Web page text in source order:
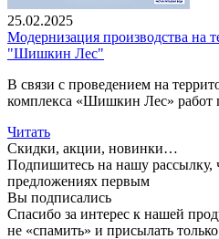
25.02.2025
Модернизация производства на
"Шишкин Лес"
В связи с проведением на
комплекса «Шишкин Лес» работ
Читать
Скидки, акции, новинки…
Подпишитесь на нашу рассылку,
предложениях первым
Вы подписались
Спасибо за интерес к нашей
не «спамить» и присылать